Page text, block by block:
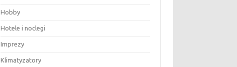
Hobby
Hotele i noclegi
Imprezy
Klimatyzatory